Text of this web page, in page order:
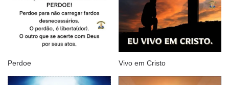
Perdoe Vivo em Cristo